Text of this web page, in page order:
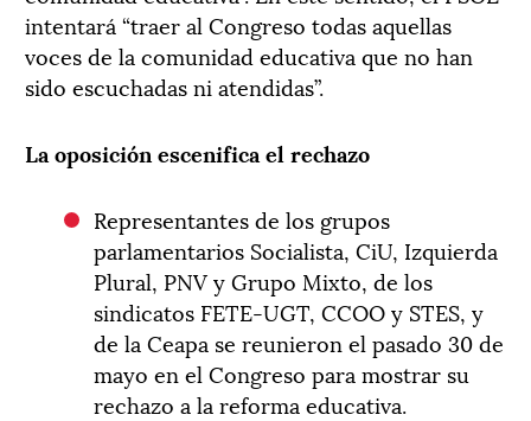
intentará “traer al Congreso todas aquellas
voces de la comunidad educativa que no han
sido escuchadas ni atendidas”.
La oposición escenifica el rechazo
Representantes de los grupos
parlamentarios Socialista, CiU, Izquierda
Plural, PNV y Grupo Mixto, de los
sindicatos FETE-UGT, CCOO y STES, y
de la Ceapa se reunieron el pasado 30 de
mayo en el Congreso para mostrar su
rechazo a la reforma educativa.